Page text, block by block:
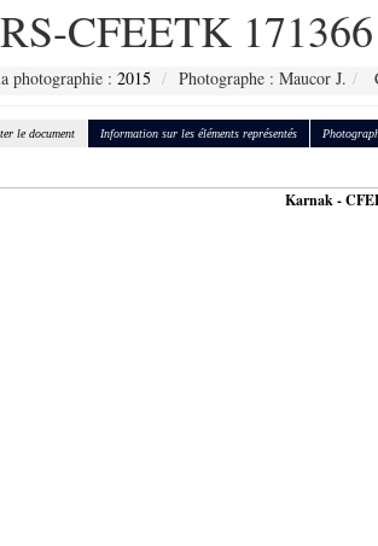
CFEETK 171366
photographie : 2015 Photographe : Maucor J.
le document Information sur les éléments représentés